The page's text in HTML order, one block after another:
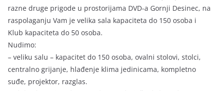
razne druge prigode u prostorijama DVD-a Gornji Desinec, na
raspolaganju Vam je velika sala kapaciteta do 150 osoba i
Klub kapaciteta do 50 osoba.
Nudimo:
– veliku salu – kapacitet do 150 osoba, ovalni stolovi, stolci,
centralno grijanje, hlađenje klima jedinicama, kompletno
suđe, projektor, razglas.